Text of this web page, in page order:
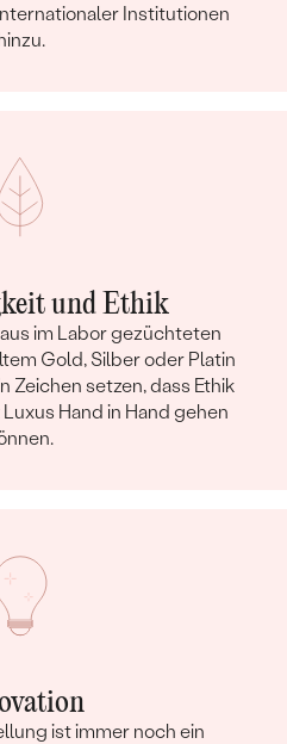
Institutionen
und Ethik
im Labor gezüchteten
Gold, Silber oder Platin
Zeichen setzen, dass Ethik
Hand in Hand gehen
ist immer noch ein